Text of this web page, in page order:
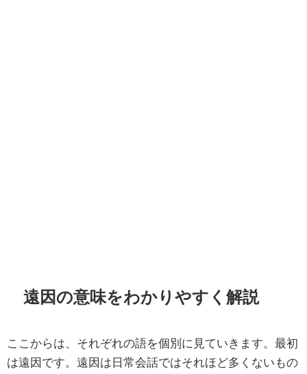
遠因の意味をわかりやすく解説
ここからは、それぞれの語を個別に見ていきます。最初
は遠因です。遠因は日常会話ではそれほど多くないもの